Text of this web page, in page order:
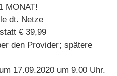
MONAT!
dt. Netze
€ 39,99
den Provider; spätere
17.09.2020 um 9.00 Uhr.